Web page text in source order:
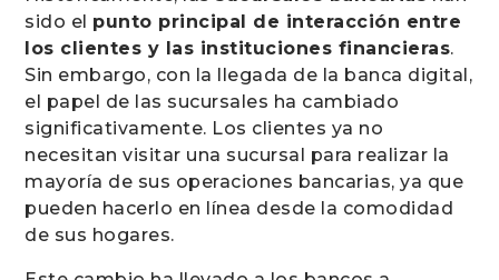
sido el punto principal de interacción entre
los clientes y las instituciones financieras.
Sin embargo, con la llegada de la banca digital,
el papel de las sucursales ha cambiado
significativamente. Los clientes ya no
necesitan visitar una sucursal para realizar la
mayoría de sus operaciones bancarias, ya que
pueden hacerlo en línea desde la comodidad
de sus hogares.